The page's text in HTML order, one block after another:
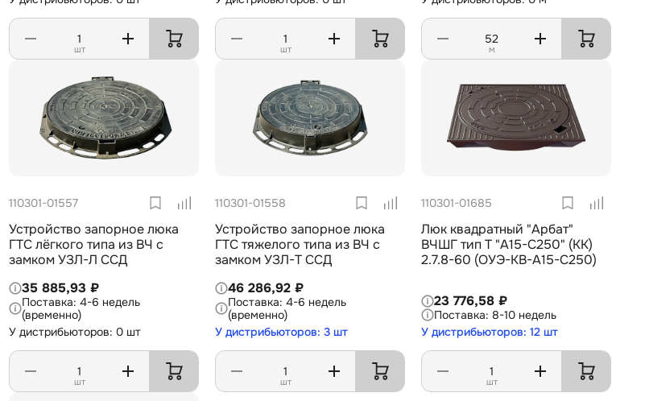
шт шт м
110301-01557
Устройство запорное люка
ГТС лёгкого типа из ВЧ с
замком УЗЛ-Л ССД
35 885,93 ₽
4-6 недель
(временно)
У дистрибьюторов: 0 шт
шт
110301-01558
Устройство запорное люка
ГТС тяжелого типа из ВЧ с
замком УЗЛ-Т ССД
46 286,92 ₽
4-6 недель
(временно)
У дистрибьюторов: 3 шт
шт
110301-01685
Люк квадратный "Арбат"
ВЧШГ тип Т "А15-С250" (КК)
2.7.8-60 (ОУЭ-КВ-А15-С250)
23 776,58 ₽
8-10 недель
У дистрибьюторов: 12 шт
шт